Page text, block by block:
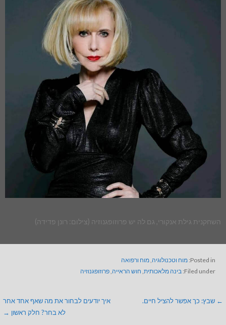
השחקנית גילת אנקורי, גם לה יש פרוזופגנוזיה (צילום: רונן פדידה)
Posted in: מוח וטכנולוגיה,מוח ורפואה
Filed under: בינה מלאכותית, חוש הראייה,פרוזופגנוזיה
← שבץ: כך אפשר להציל חיים.
איך יודעים לבחור את מה שאף אחד אחר
לא בחר? חלק ראשון →